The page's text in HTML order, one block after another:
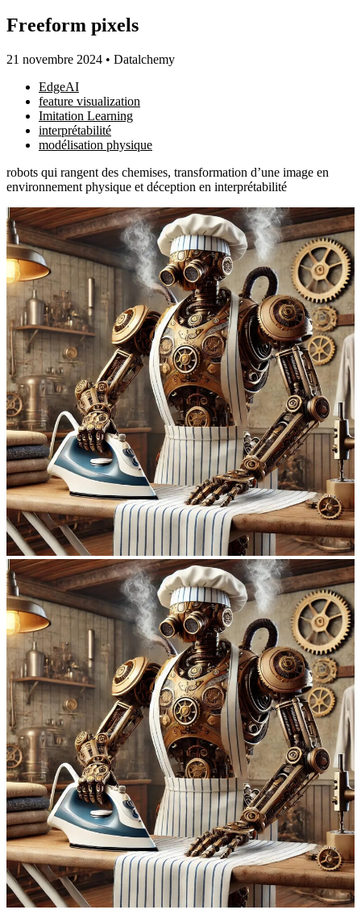
Freeform pixels
21 novembre 2024 • Datalchemy
EdgeAI
feature visualization
Imitation Learning
interprétabilité
modélisation physique
robots qui rangent des chemises, transformation d’une image en
environnement physique et déception en interprétabilité